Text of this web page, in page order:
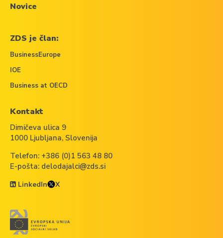
Novice
ZDS je član:
BusinessEurope
IOE
Business at OECD
Kontakt
Dimičeva ulica 9
1000 Ljubljana, Slovenija
Telefon: +386 (0)1 563 48 80
E-pošta: delodajalci@zds.si
LinkedIn X